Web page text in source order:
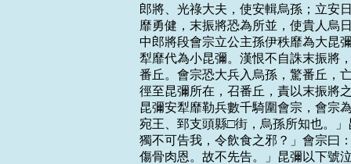
郎將、光祿大夫，使安輯烏孫；立安
靡勇健，末振將恐為所並，使貴人烏
中郎將段會宗立公主孫伊秩靡為大昆
犁靡代為小昆彌。漢恨不自誅末振將
番丘。會宗恐大兵入烏孫，驚番丘，
徑至昆彌所在，召番丘，責以末振將
昆彌安犁靡勒兵數千騎圍會宗，會宗
宛王、郅支頭縣□街，烏孫所知也。
獨不可告我，令飲食之邪？」會宗曰
傷骨肉恩。故不先告。」昆彌以下號